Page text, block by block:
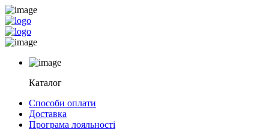
Каталог
Способи оплати
Доставка
Програма лояльності